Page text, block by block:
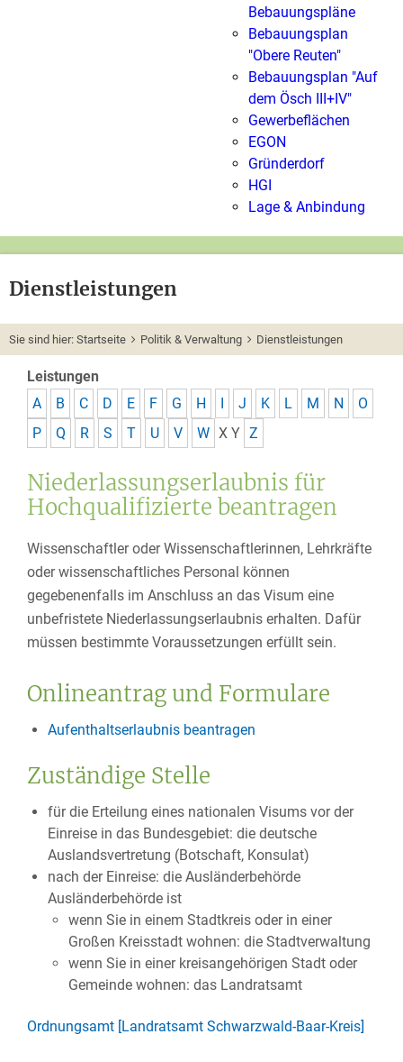
Bebauungspläne
Bebauungsplan
"Obere Reuten"
Bebauungsplan "Auf
dem Ösch III+IV"
Gewerbeflächen
EGON
Gründerdorf
HGI
Lage & Anbindung
Dienstleistungen
Sie sind hier: Startseite Politik & Verwaltung Dienstleistungen
Leistungen
A
B C D E F G H I J K L M N
O
P
Q R S T U V W X Y Z
Niederlassungserlaubnis für
Hochqualifizierte beantragen
Wissenschaftler oder Wissenschaftlerinnen, Lehrkräfte
oderwissenschaftliches Personal können
gegebenenfalls im Anschluss an das Visum eine
unbefristete Niederlassungserlaubnis erhalten. Dafür
müssen bestimmte Voraussetzungen erfüllt sein.
Onlineantrag und Formulare
Aufenthaltserlaubnis beantragen
Zuständige Stelle
für die Erteilung eines nationalen Visums vor der
Einreise in das Bundesgebiet: die deutsche
Auslandsvertretung (Botschaft, Konsulat)
nach der Einreise: die Ausländerbehörde
Ausländerbehörde ist
wenn Sie in einem Stadtkreis oder in einer
Großen Kreisstadt wohnen: die Stadtverwaltung
wenn Sie in einer kreisangehörigen Stadt oder
Gemeinde wohnen: das Landratsamt
Ordnungsamt [Landratsamt Schwarzwald-Baar-Kreis]